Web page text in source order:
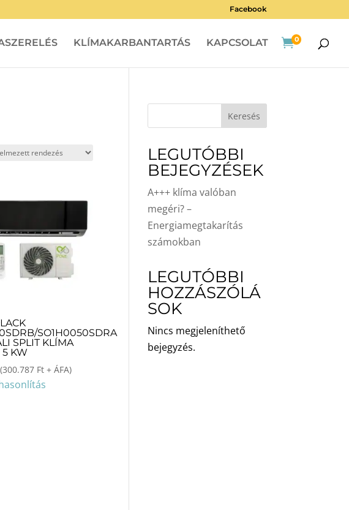
Facebook
KLÍMAKARBANTARTÁS KAPCSOLAT 0
SO1H0050SDRA
SPLIT KLÍMA
5 KW
(300.787 Ft+ ÁFA)
Keresés
LEGUTÓBBI
BEJEGYZÉSEK
A+++ klíma valóban
megéri? –
Energiamegtakarítás
számokban
LEGUTÓBBI
HOZZÁSZÓLÁ
SOK
Nincs megjeleníthető
bejegyzés.